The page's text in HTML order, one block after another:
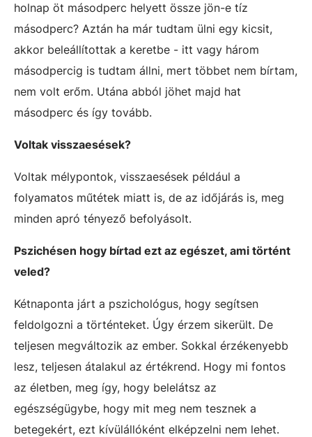
holnap öt másodperc helyett össze jön-e tíz
másodperc? Aztán ha már tudtam ülni egy kicsit,
akkor beleállítottak a keretbe - itt vagy három
másodpercig is tudtam állni, mert többet nem bírtam,
nem volt erőm. Utána abból jöhet majd hat
másodperc és így tovább.
Voltak visszaesések?
Voltak mélypontok, visszaesések például a
folyamatos műtétek miatt is, de az időjárás is, meg
minden apró tényező befolyásolt.
Pszichésen hogy bírtad ezt az egészet, ami történt
veled?
Kétnaponta járt a pszichológus, hogy segítsen
feldolgozni a történteket. Úgy érzem sikerült. De
teljesen megváltozik az ember. Sokkal érzékenyebb
lesz, teljesen átalakul az értékrend. Hogy mi fontos
az életben, meg így, hogy belelátsz az
egészségügybe, hogy mit meg nem tesznek a
betegekért, ezt kívülállóként elképzelni nem lehet.